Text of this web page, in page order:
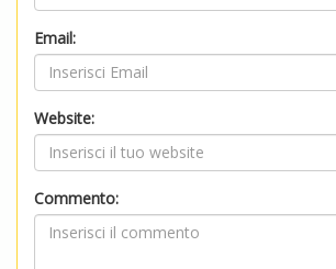
Email:
Website:
Commento: